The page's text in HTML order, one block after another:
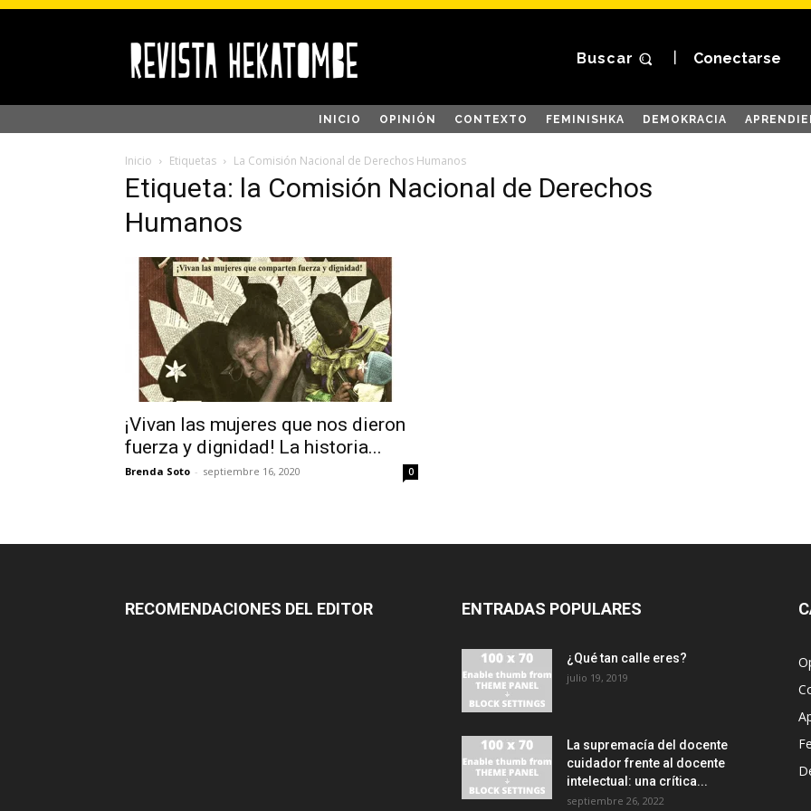
Buscar Conectarse
INICIO OPINIÓN CONTEXTO FEMINISHKA DEMOKRACIA
Inicio Etiquetas La Comisión Nacional de Derechos Humanos
Etiqueta: la Comisión Nacional de Derechos
Humanos
¡Vivan las mujeres que nos dieron
fuerza y dignidad! La historia...
Brenda Soto - septiembre 16, 2020 0
RECOMENDACIONES DEL EDITOR ENTRADAS POPULARES
¿Qué tan calle eres?
julio 19, 2019
La supremacía del docente
cuidador frente al docente
intelectual: una crítica...
septiembre 26, 2022